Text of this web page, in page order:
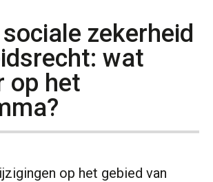
zekerheid
wat
op het
op het gebied van